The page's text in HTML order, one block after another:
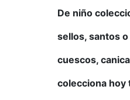
De niño
sellos, santos
cuescos,
colecciona hoy